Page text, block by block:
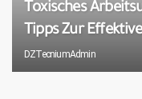
Toxisches
Tipps Zur
DZTecniumAdmin